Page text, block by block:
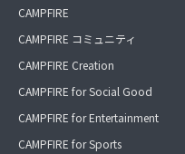
CAMPFIRE
CAMPFIRE コミュニティ
CAMPFIRE Creation
CAMPFIRE for Social Good
CAMPFIRE for Entertainment
CAMPFIRE for Sports